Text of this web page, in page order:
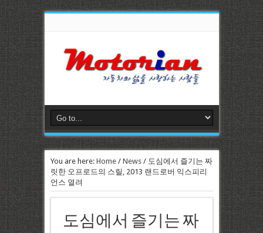
You are here: Home/ News/ 도심에서 즐기는 짜
릿한 오프로드의 스릴, 2013 랜드로버 익스피리
언스 열려
도심에서 즐기는 짜